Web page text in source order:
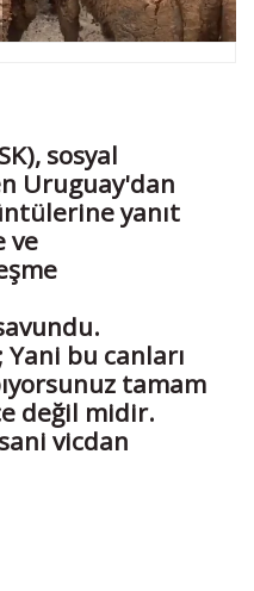
sosyal
Uruguay'dan
yanıt
ve
bu canları
tamam
değil midir.
vicdan